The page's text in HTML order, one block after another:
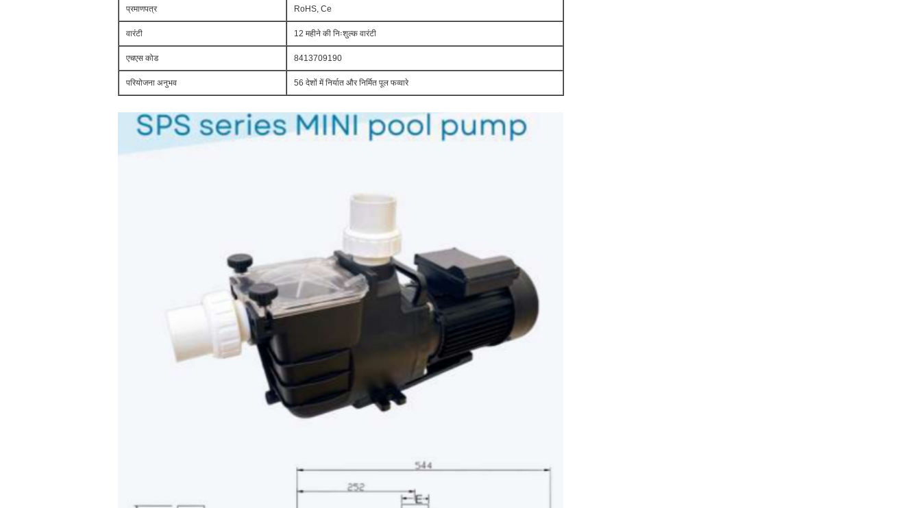
प्रमाणपत्र RoHS, Ce
वारंटी 12 महीने की निःशुल्क वारंटी
एचएस कोड 8413709190
परियोजना अनुभव 56 देशों में निर्यात और निर्मित पूल फव्वारे